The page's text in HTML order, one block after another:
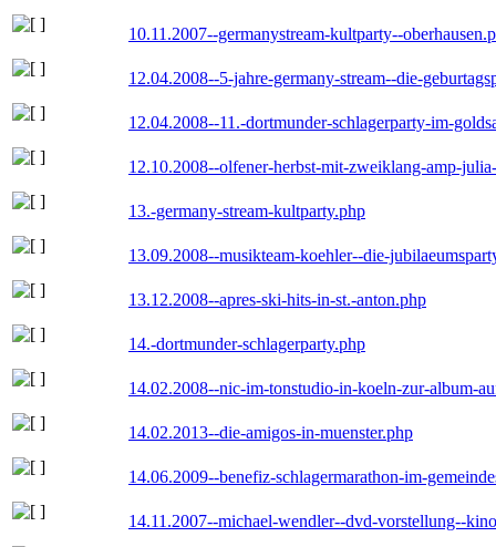
10.11.2007--germanystream-kultparty--
12.04.2008--5-jahre-germany-stream--die-
12.04.2008--11.-dortmunder-schlagerparty-im-
12.10.2008--olfener-herbst-mit-zweiklang-amp-
13.-germany-stream-kultparty.php
13.09.2008--musikteam-koehler--die-
13.12.2008--apres-ski-hits-in-st.-anton.php
14.-dortmunder-schlagerparty.php
14.02.2008--nic-im-tonstudio-in-koeln-zur-album-
14.02.2013--die-amigos-in-muenster.php
14.06.2009--benefiz-schlagermarathon-im-
14.11.2007--michael-wendler--dvd-vorstellung--